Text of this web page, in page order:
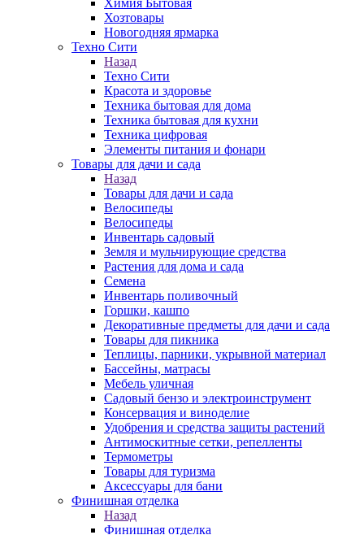
Химия Бытовая
Хозтовары
Новогодняя ярмарка
Техно Сити
Назад
Техно Сити
Красота и здоровье
Техника бытовая для дома
Техника бытовая для кухни
Техника цифровая
Элементы питания и фонари
Товары для дачи и сада
Назад
Товары для дачи и сада
Велосипеды
Велосипеды
Инвентарь садовый
Земля и мульчирующие средства
Растения для дома и сада
Семена
Инвентарь поливочный
Горшки, кашпо
Декоративные предметы для дачи и сада
Товары для пикника
Теплицы, парники, укрывной материал
Бассейны, матрасы
Мебель уличная
Садовый бензо и электроинструмент
Консервация и виноделие
Удобрения и средства защиты растений
Антимоскитные сетки, репелленты
Термометры
Товары для туризма
Аксессуары для бани
Финишная отделка
Назад
Финишная отделка